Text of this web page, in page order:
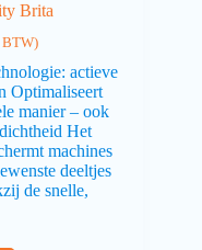
Brita
BTW)
actieve
Optimaliseert
manier – ook
Het
machines
deeltjes
de snelle,